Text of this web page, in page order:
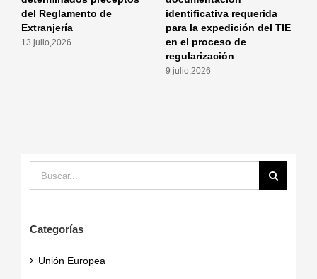
del Reglamento de
Extranjería
13 julio,2026
identificativa requerida
para la expedición del TIE
en el proceso de
regularización
9 julio,2026
Buscar:
Categorías
Unión Europea